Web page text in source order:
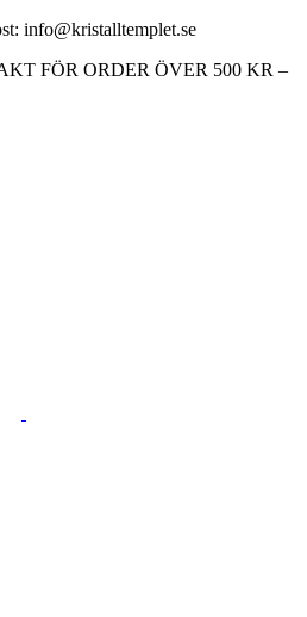
info@kristalltemplet.se
FÖR ORDER ÖVER 500 KR –